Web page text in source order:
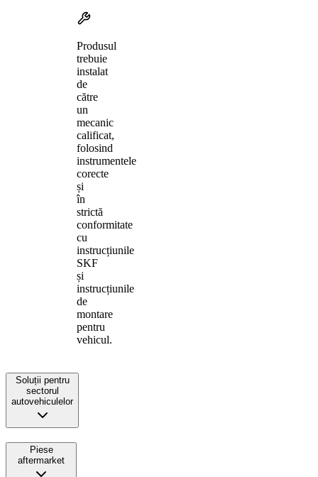
Produsul
trebuie
instalat
de
către
un
mecanic
calificat,
folosind
instrumentele
corecte
și
în
strictă
conformitate
cu
instrucțiunile
SKF
și
instrucțiunile
de
montare
pentru
vehicul.
Soluții pentru
sectorul
autovehiculelor
Piese
aftermarket